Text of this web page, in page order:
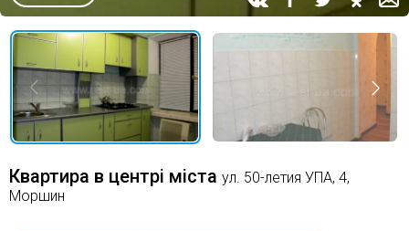
Квартира в центрі міста ул. 50-летия УПА, 4,
Моршин